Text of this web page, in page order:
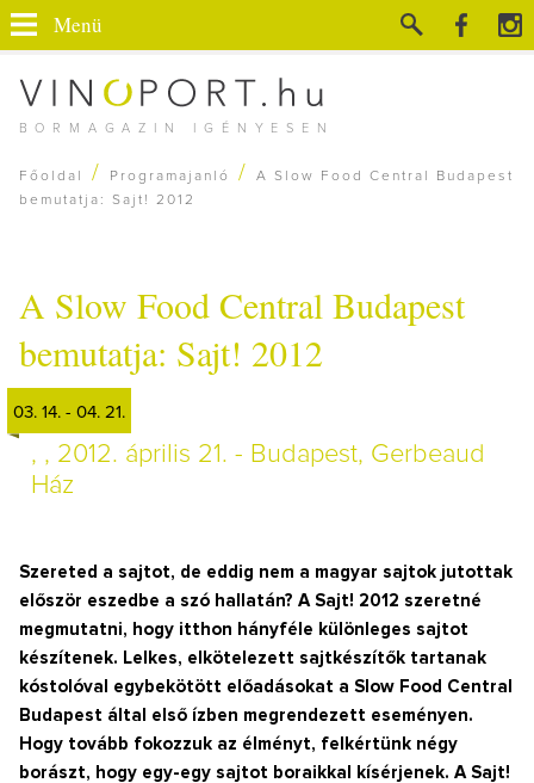
BORMAGAZIN IGÉNYESEN
Menü
Főoldal / Programajanló /
A Slow Food Central Budapest
bemutatja: Sajt! 2012
A Slow Food Central Budapest
bemutatja: Sajt! 2012
03. 14. - 04. 21.
, , 2012. április 21. - Budapest, Gerbeaud
Ház
Szereted a sajtot, de eddig nem a magyar sajtok jutottak
először eszedbe a szó hallatán? A Sajt! 2012 szeretné
megmutatni, hogy itthon hányféle különleges sajtot
készítenek. Lelkes, elkötelezett sajtkészítők tartanak
kóstolóval egybekötött előadásokat a Slow Food Central
Budapest által első ízben megrendezett eseményen.
Hogy tovább fokozzuk az élményt, felkértünk négy
borászt, hogy egy-egy sajtot boraikkal kísérjenek. A Sajt!